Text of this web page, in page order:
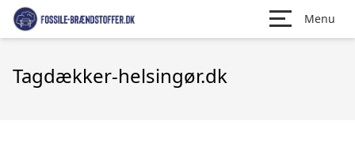
Menu
Tagdækker-helsingør.dk